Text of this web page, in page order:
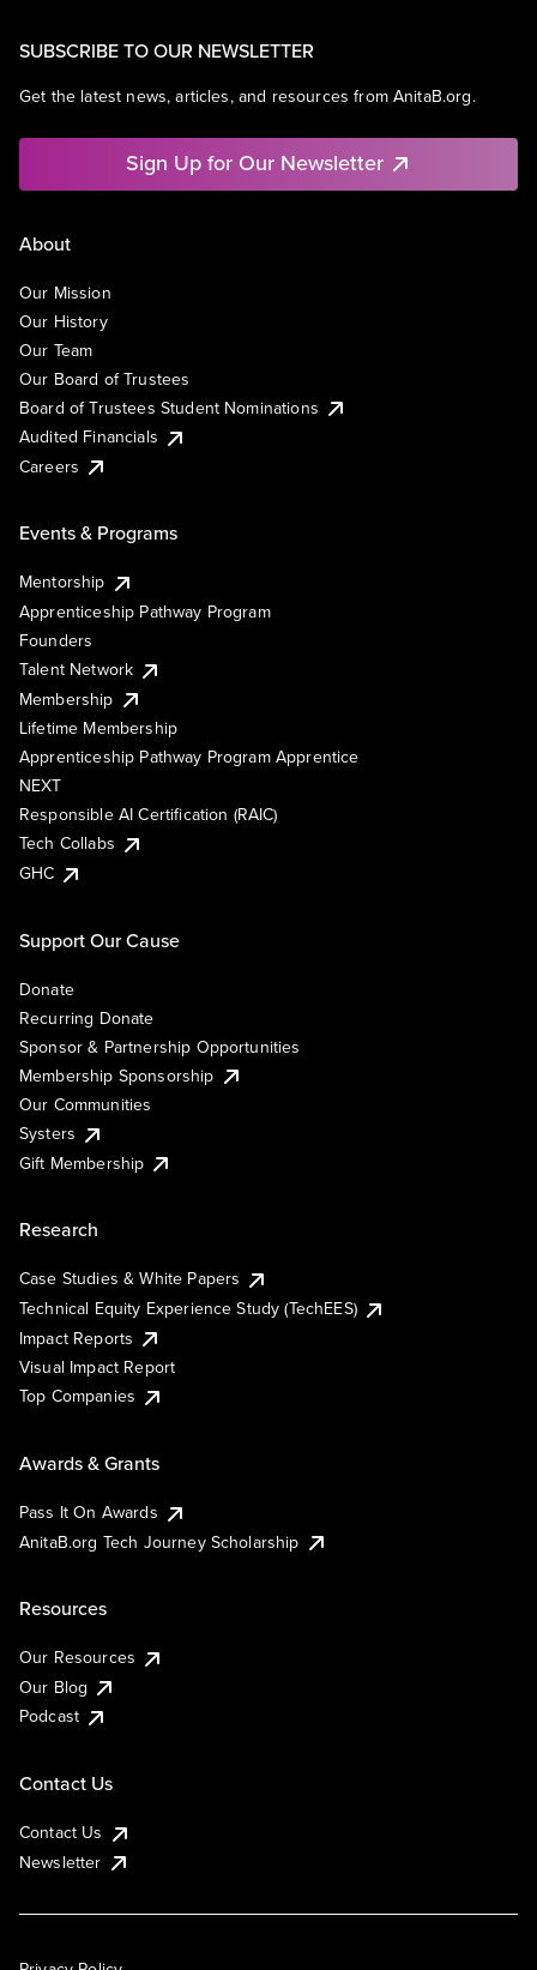
SUBSCRIBE TO OUR NEWSLETTER
Get the latest news, articles, and resources from AnitaB.org.
Sign Up for Our Newsletter
About
Our Mission
Our History
Our Team
Our Board of Trustees
Board of Trustees Student Nominations
Audited Financials
Careers
Events & Programs
Mentorship
Apprenticeship Pathway Program
Founders
Talent Network
Membership
Lifetime Membership
Apprenticeship Pathway Program Apprentice
NEXT
Responsible AI Certification (RAIC)
Tech Collabs
GHC
Support Our Cause
Donate
Recurring Donate
Sponsor & Partnership Opportunities
Membership Sponsorship
Our Communities
Systers
Gift Membership
Research
Case Studies & White Papers
Technical Equity Experience Study (TechEES)
Impact Reports
Visual Impact Report
Top Companies
Awards & Grants
Pass It On Awards
AnitaB.org Tech Journey Scholarship
Resources
Our Resources
Our Blog
Podcast
Contact Us
Contact Us
Newsletter